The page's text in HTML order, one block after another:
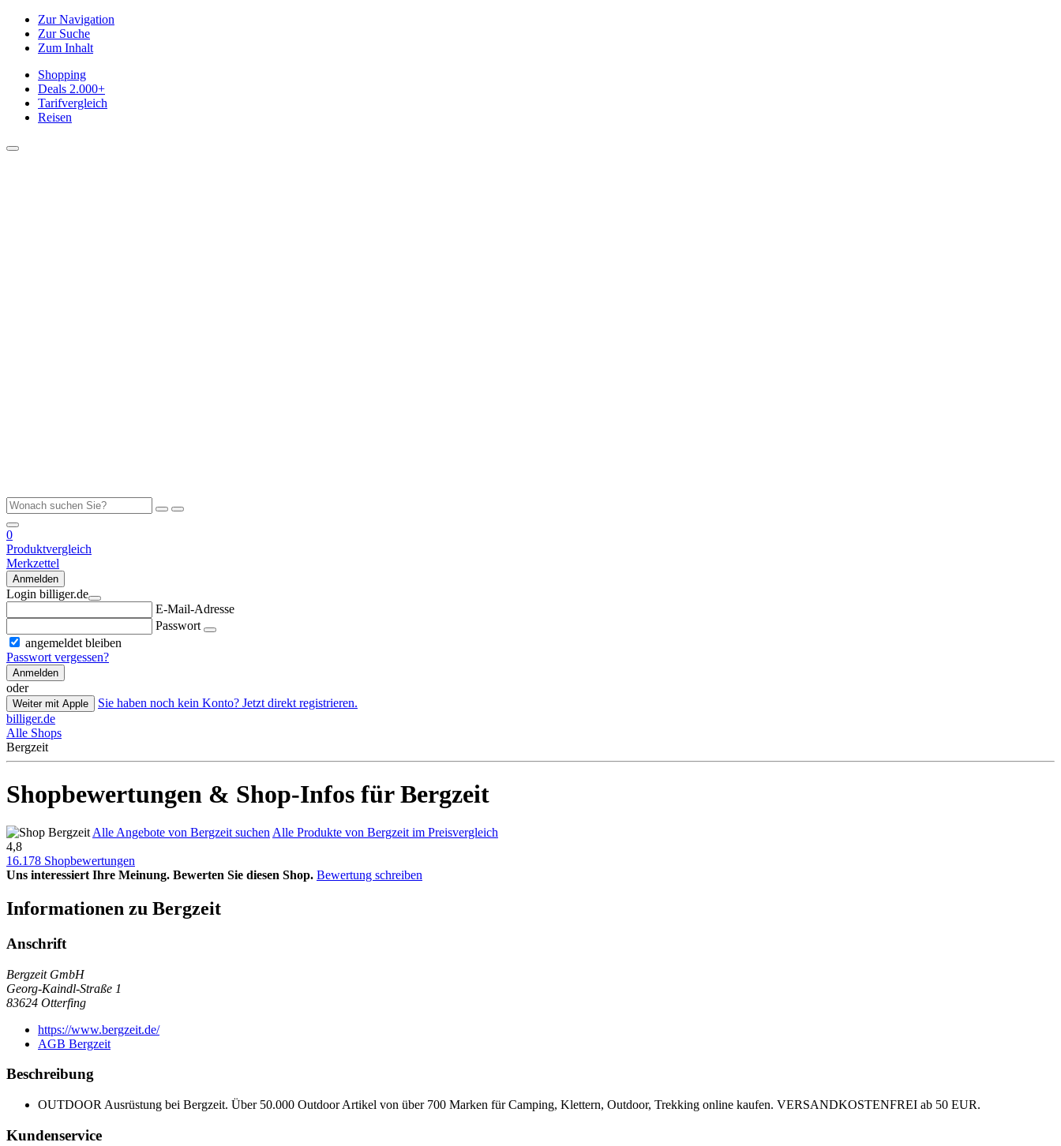
Zur Navigation
Zur Suche
Zum Inhalt
Shopping
Deals 2.000+
Tarifvergleich
Reisen
0
Produktvergleich
Merkzettel
Anmelden
Login billiger.de
E-Mail-Adresse
Passwort
angemeldet bleiben
Passwort vergessen?
Anmelden
oder
Weiter mit Apple
Sie haben noch kein Konto? Jetzt direkt registrieren.
billiger.de
Alle Shops
Bergzeit
Shopbewertungen & Shop-Infos für Bergzeit
Alle Angebote von Bergzeit suchen Alle Produkte von Bergzeit im Preisvergleich
4,8
16.178 Shopbewertungen
Uns interessiert Ihre Meinung. Bewerten Sie diesen Shop. Bewertung schreiben
Informationen zu Bergzeit
Anschrift
Bergzeit GmbH
Georg-Kaindl-Straße 1
83624 Otterfing
https://www.bergzeit.de/
AGB Bergzeit
Beschreibung
OUTDOOR Ausrüstung bei Bergzeit. Über 50.000 Outdoor Artikel von über 700 Marken für Camping, Klettern, Outdoor, Trekking online kaufen. VERSANDKOSTENFREI ab 50 EUR.
Kundenservice